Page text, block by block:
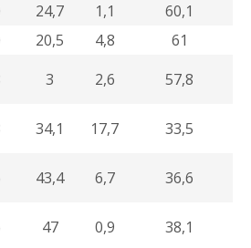
24,7 1,1
60,1
20,5 4,8
61
3 2,6
57,8
34,1 17,7
33,5
43,4 6,7
36,6
47 0,9
38,1